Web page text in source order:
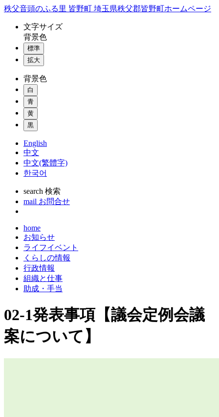
コ
秩父音頭のふる里 皆野町 埼玉県秩父郡皆野町ホームページ
文字サイズ
背景色
標準
拡大
背景色
白
青
黄
黒
English
中文
中文(繁體字)
한국어
search 検索
mail お問合せ
home
お知らせ
ライフイベント
くらしの情報
行政情報
組織と仕事
助成・手当
02-1発表事項【議会定例会議
案について】